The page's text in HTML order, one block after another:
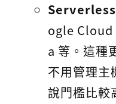
ogle
a 等。這種
不用管理主
說門檻比較